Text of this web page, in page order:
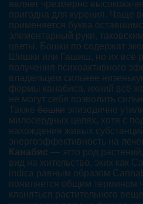
являет чрезмерно
пригодна для курения. Чаще
применяется буква
элементарный руки,
цветы. Бошки по содержат
Шишки или Гашиш, но их всё
получения психоактивного
владельцем сильнее
формы канабиса, ихний всё
не могут себя позволить
Также бошки эпизодично
милосердных целях, хотя с
нахождения живых
энергоэффективность на
Канабис — этто род
вид на жительство, эких как
indica равным образом
появляется общим термином
кланяться растительного